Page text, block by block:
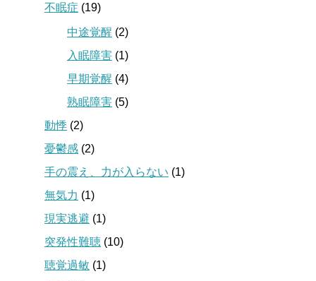
不眠症 (19)
中途覚醒 (2)
入眠障害 (1)
早期覚醒 (4)
熟眠障害 (5)
動悸 (2)
憂鬱感 (2)
手の震え、力が入らない (1)
無気力 (1)
現実逃避 (1)
突発性難聴 (10)
聴覚過敏 (1)